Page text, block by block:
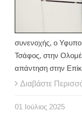
συνενοχής, ο
Τσάφος, στην
απάντηση στην
Διαβάστε
01 Ιούλιος 2025